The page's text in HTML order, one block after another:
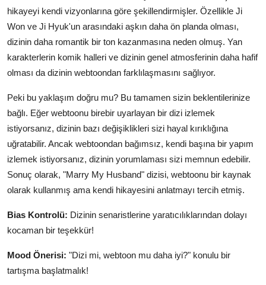
hikayeyi kendi vizyonlarına göre şekillendirmişler. Özellikle Ji
Won ve Ji Hyuk'un arasındaki aşkın daha ön planda olması,
dizinin daha romantik bir ton kazanmasına neden olmuş. Yan
karakterlerin komik halleri ve dizinin genel atmosferinin daha hafif
olması da dizinin webtoondan farklılaşmasını sağlıyor.
Peki bu yaklaşım doğru mu? Bu tamamen sizin beklentilerinize
bağlı. Eğer webtoonu birebir uyarlayan bir dizi izlemek
istiyorsanız, dizinin bazı değişiklikleri sizi hayal kırıklığına
uğratabilir. Ancak webtoondan bağımsız, kendi başına bir yapım
izlemek istiyorsanız, dizinin yorumlaması sizi memnun edebilir.
Sonuç olarak, "Marry My Husband" dizisi, webtoonu bir kaynak
olarak kullanmış ama kendi hikayesini anlatmayı tercih etmiş.
Bias Kontrolü: Dizinin senaristlerine yaratıcılıklarından dolayı
kocaman bir teşekkür!
Mood Önerisi: "Dizi mi, webtoon mu daha iyi?" konulu bir
tartışma başlatmalık!